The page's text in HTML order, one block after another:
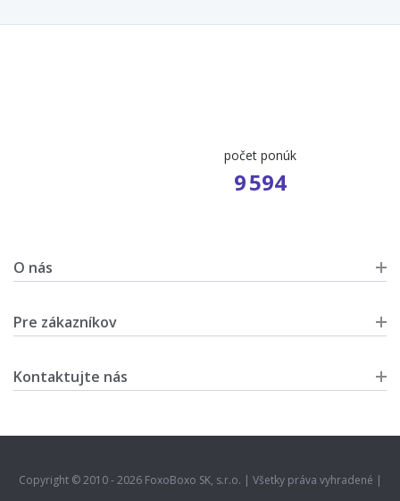
počet ponúk
O nás
Pre zákazníkov
Kontaktujte nás
Copyright © 2010 - 2026 FoxoBoxo SK, s.r.o. | Všetky práva vyhradené |